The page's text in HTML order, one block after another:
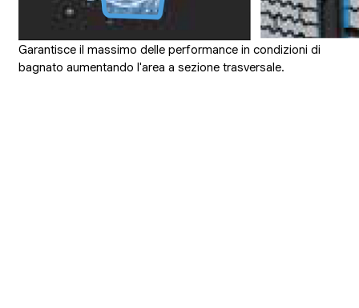
Garantisce il massimo delle performance in condizioni di
bagnato aumentando l'area a sezione trasversale.